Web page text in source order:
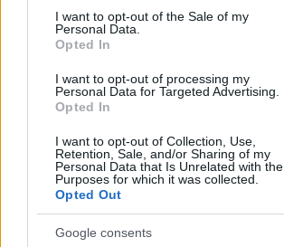
consent section.
I want to opt-out of the Sale of my
Personal Data.
Opted In
I want to opt-out of processing my
Personal Data for Targeted Advertising.
Opted In
I want to opt-out of Collection, Use,
Retention, Sale, and/or Sharing of my
Personal Data that Is Unrelated with the
Purposes for which it was collected.
Opted Out
Google consents
ALIMENTAZIONE